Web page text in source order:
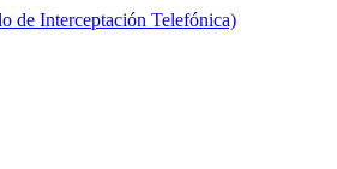
de Interceptación Telefónica)